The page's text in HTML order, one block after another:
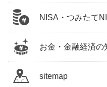
NISA・つみたて
お金・金融経済の
sitemap